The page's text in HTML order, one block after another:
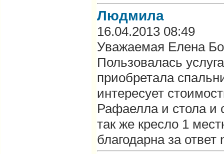
Людмила
16.04.2013 08:49
Уважаемая Елена
Пользовалась
приобретала
интересует
Рафаелла и стола и
так же кресло 1
благодарна за